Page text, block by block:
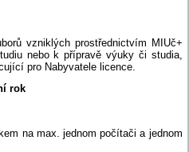
vzniklých prostřednictvím MIUč+
nebo k přípravě výuky či studia,
pro Nabyvatele licence.
rok
na max. jednom počítači a jednom